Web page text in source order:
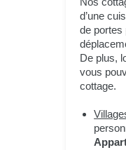
d’une
de portes
De plus,
vous
cottage.